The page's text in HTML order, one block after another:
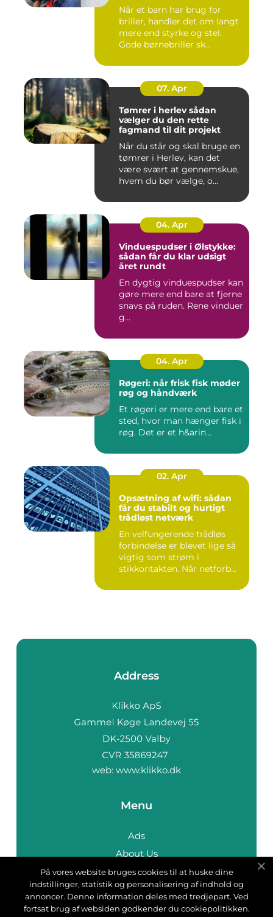
Når et barn har brug for
briller, handler det om langt
mere end styrke og stel.
Gode børnebriller sk...
07. Apr
Tømrer i herlev sådan
vælger du den rette
fagmand til dit projekt
Når du står og skal bruge en
tømrer i Herlev, kan det
være svært at gennemskue,
hvem du bør vælge, o...
04. Apr
Vinduespudser i Ølstykke:
sådan får du klar udsigt
året rundt
En dygtig vinduespudser kan
gøre mere end bare at fjerne
snavs på ruden. Rene vinduer
g...
04. Apr
Røgeri: når frisk fisk møder
røg og håndværk
Et røgeri er mere end bare et
sted, hvor man hænger fisk i
røg. Det er et h&arin...
02. Apr
Opsætning af wifi: sådan
får du stabilt og hurtigt
trådløst netværk
En velfungerende trådløs
forbindelse er blevet lige så
vigtig som strøm i
stikkontakten. Når netforb...
Address
web: www.klikko.dk
Menu
Ads
About Us
Cookies
Contact
Sitemap
På vores website bruges cookies til at huske dine
indstillinger, statistik og personalisering af indhold og
annoncer. Denne information deles med tredjepart. Ved
fortsat brug af websiden godkender du cookiepolitikken.